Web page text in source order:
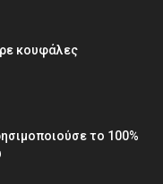
κουφάλες
το 100%